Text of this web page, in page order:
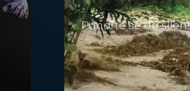
Ponořte se do